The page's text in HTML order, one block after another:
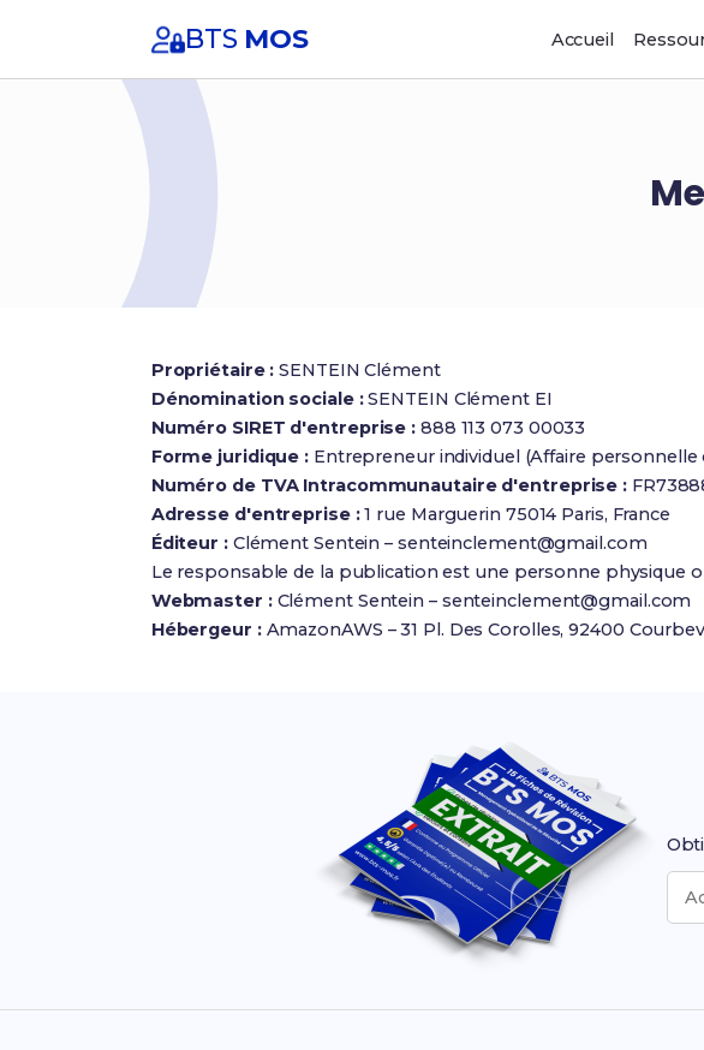
BTS MOS Accueil
Propriétaire :SENTEIN Clément
Dénomination sociale :SENTEIN Clément EI
Numéro SIRET d'entreprise : 888 113 073 00033
Forme juridique : Entrepreneur individuel (Affaire
Numéro de TVA Intracommunautaire d'entreprise :
Adresse d'entreprise :1 rue Marguerin 75014 Paris, France
Éditeur : Clément Sentein – senteinclement@gmail.com
Le responsable de la publication est une personne physique
Webmaster : Clément Sentein – senteinclement@gmail.com
Hébergeur : AmazonAWS – 31 Pl. Des Corolles, 92400